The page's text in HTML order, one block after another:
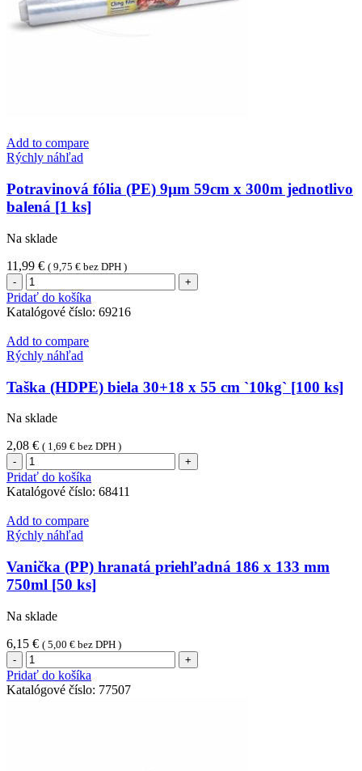
Add to compare
Rýchly náhľad
Potravinová fólia (PE) 9µm 59cm x 300m jednotlivo
balená [1 ks]
Na sklade
11,99 € ( 9,75 € bez DPH )
množstvo
Potravinová
fólia
(PE)
9µm
59cm
300m
jednotlivo
balená
[1
ks]
Pridať do košíka
Katalógové číslo: 69216
Add to compare
Rýchly náhľad
Taška (HDPE) biela 30+18 x 55 cm `10kg` [100 ks]
Na sklade
2,08 € ( 1,69 € bez DPH )
množstvo
Taška
(HDPE)
biela
30+18
x
55
cm
`10kg`
[100
Pridať do košíka
Katalógové číslo: 68411
Add to compare
Rýchly náhľad
Vanička (PP) hranatá priehľadná 186 x 133 mm
750ml [50 ks]
Na sklade
6,15 € ( 5,00 € bez DPH )
množstvo
Vanička
(PP)
hranatá
Pridať do košíka
Katalógové číslo: 77507